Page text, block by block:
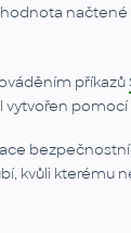
příkazů
vytvořen
kvůli kterému